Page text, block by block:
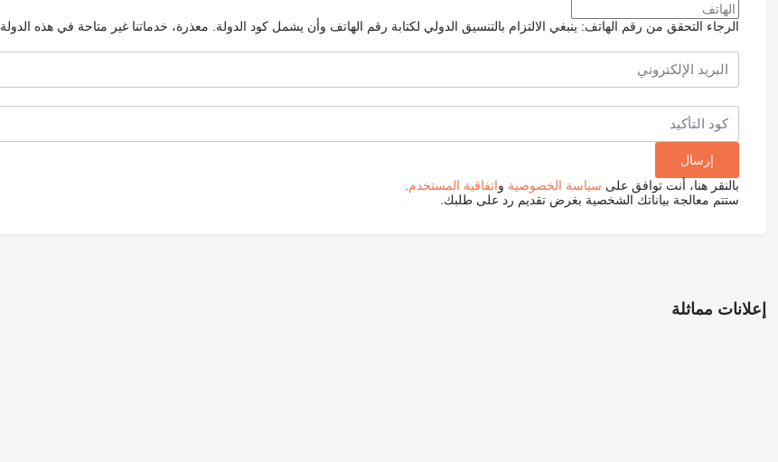
الرجاء التحقق من رقم الهاتف: ينبغي الالتزام بالتنسيق الدولي لكتابة رقم الهاتف وأن يشمل كود الدولة. معذرة، خدماتنا غير متاحة في هذه الدولة
بالنقر هنا، أنت توافق على سياسة الخصوصية واتفاقية المستخدم
ستتم معالجة بياناتك الشخصية بغرض تقديم رد على طلبك.
إعلانات مماثلة